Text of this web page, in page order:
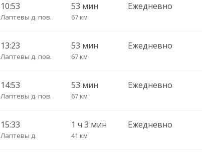
10:53
Лаптевы д. пов.
53 мин
67 км
Ежедневно
13:23
Лаптевы д. пов.
53 мин
67 км
Ежедневно
14:53
Лаптевы д. пов.
53 мин
67 км
Ежедневно
15:33
Лаптевы д.
1 ч 3 мин
41 км
Ежедневно